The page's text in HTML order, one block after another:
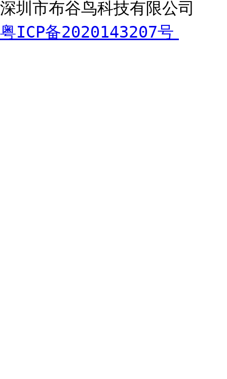
深圳市布谷鸟科技有限公司
粤ICP备2020143207号